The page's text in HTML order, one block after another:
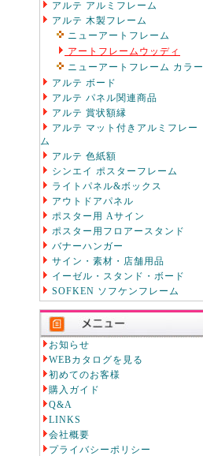
アルテ アルミフレーム
アルテ 木製フレーム
ニューアートフレーム
アートフレームウッディ
ニューアートフレーム カラー
アルテ ボード
アルテ パネル関連商品
アルテ 賞状額縁
アルテ マット付きアルミフレー
ム
アルテ 色紙額
シンエイ ポスターフレーム
ライトパネル&ボックス
アウトドアパネル
ポスター用 Aサイン
ポスター用フロアースタンド
バナーハンガー
サイン・素材・店舗用品
イーゼル・スタンド・ボード
SOFKEN ソフケンフレーム
お知らせ
WEBカタログを見る
初めてのお客様
購入ガイド
Q&A
LINKS
会社概要
プライバシーポリシー